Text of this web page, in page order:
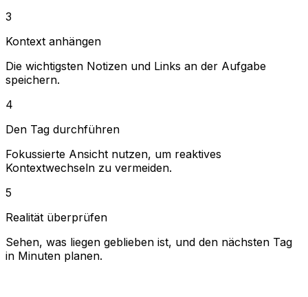
3
Kontext anhängen
Die wichtigsten Notizen und Links an der Aufgabe
speichern.
4
Den Tag durchführen
Fokussierte Ansicht nutzen, um reaktives
Kontextwechseln zu vermeiden.
5
Realität überprüfen
Sehen, was liegen geblieben ist, und den nächsten Tag
in Minuten planen.